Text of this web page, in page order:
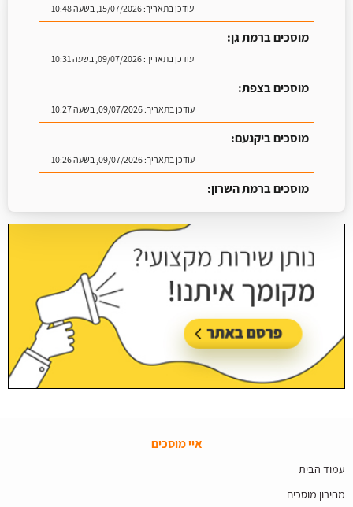
עודכן בתאריך:15/07/2026, בשעה 10:48
מוסכים ברמת גן:
עודכן בתאריך:09/07/2026, בשעה 10:31
מוסכים בצפת:
עודכן בתאריך:09/07/2026, בשעה 10:27
מוסכים ביקנעם:
עודכן בתאריך:09/07/2026, בשעה 10:26
מוסכים ברמת השרון:
עודכן בתאריך:16/07/2026, בשעה 09:07
איי מוסכים
עמוד הבית
מחירון מוסכים